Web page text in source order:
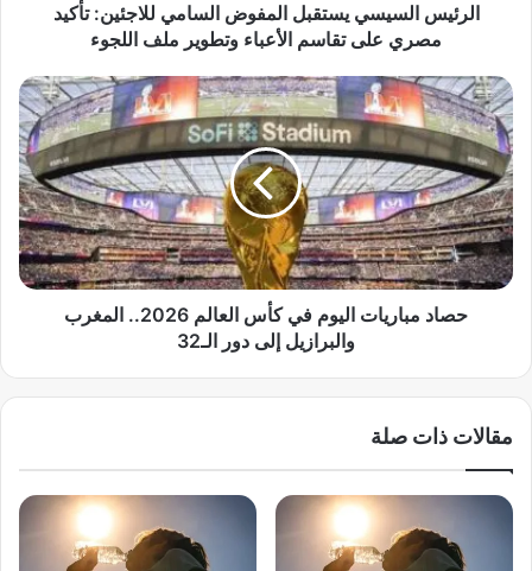
ي
س
ت
ق
ب
ل
ا
ل
م
س
ي
الرئيس السيسي يستقبل المفوض السامي للاجئين: تأكيد
مصري على تقاسم الأعباء وتطوير ملف اللجوء
ح
ص
ا
د
م
ب
ا
ر
ي
و
ي
حصاد مباريات اليوم في كأس العالم 2026.. المغرب
والبرازيل إلى دور الـ32
مقالات ذات صلة